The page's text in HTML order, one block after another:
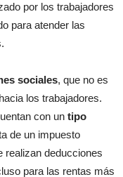
por los trabajadores
para atender las
sociales, que no es
los trabajadores.
con un tipo
de un impuesto
realizan deducciones
para las rentas más